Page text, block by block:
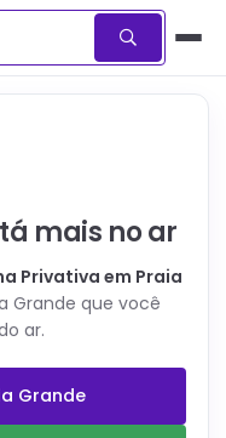
mais no ar
Privativa em Praia
Grande que você
ar.
Grande